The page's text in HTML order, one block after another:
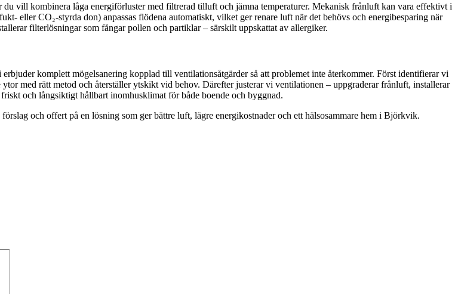
vill kombinera låga energiförluster med filtrerad tilluft och jämna temperaturer. Mekanisk frånluft kan vara effektivt i
eller CO₂-styrda don) anpassas flödena automatiskt, vilket ger renare luft när det behövs och energibesparing när
filterlösningar som fångar pollen och partiklar – särskilt uppskattat av allergiker.
komplett mögelsanering kopplad till ventilationsåtgärder så att problemet inte återkommer. Först identifierar vi
med rätt metod och återställer ytskikt vid behov. Därefter justerar vi ventilationen – uppgraderar frånluft, installerar
och långsiktigt hållbart inomhusklimat för både boende och byggnad.
och offert på en lösning som ger bättre luft, lägre energikostnader och ett hälsosammare hem i Björkvik.